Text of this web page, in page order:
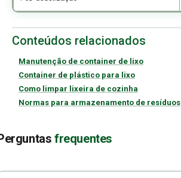
Conteúdos relacionados
Manutenção de container de lixo
Container de plástico para lixo
Como limpar lixeira de cozinha
Normas para armazenamento de resíduos
frequentes